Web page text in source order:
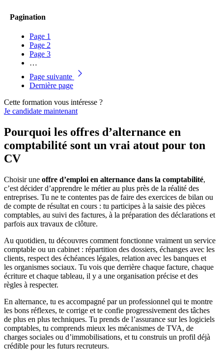
Pagination
Page 1
Page 2
Page 3
…
Page suivante
Dernière page
Cette formation vous intéresse ?
Je candidate maintenant
Pourquoi les offres d’alternance en
comptabilité sont un vrai atout pour ton
CV
Choisir une offre d’emploi en alternance dans la comptabilité,
c’est décider d’apprendre le métier au plus près de la réalité des
entreprises. Tu ne te contentes pas de faire des exercices de bilan ou
de compte de résultat en cours : tu participes à la saisie des pièces
comptables, au suivi des factures, à la préparation des déclarations et
parfois aux travaux de clôture.
Au quotidien, tu découvres comment fonctionne vraiment un service
comptable ou un cabinet : répartition des dossiers, échanges avec les
clients, respect des échéances légales, relation avec les banques et
les organismes sociaux. Tu vois que derrière chaque facture, chaque
écriture et chaque tableau, il y a une organisation précise et des
règles à respecter.
En alternance, tu es accompagné par un professionnel qui te montre
les bons réflexes, te corrige et te confie progressivement des tâches
de plus en plus techniques. Tu prends de l’assurance sur les logiciels
comptables, tu comprends mieux les mécanismes de TVA, de
charges sociales ou d’immobilisations, et tu construis un profil déjà
crédible pour les futurs recruteurs.